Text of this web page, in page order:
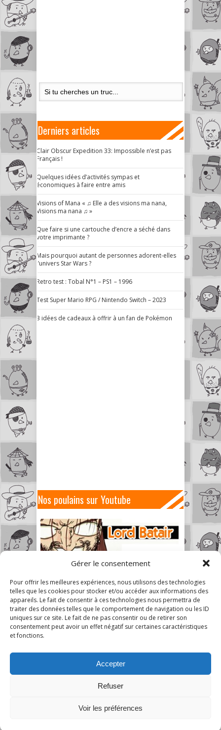
Gérer le consentement
Pour offrir les meilleures expériences, nous utilisons des technologies
telles que les cookies pour stocker et/ou accéder aux informations des
appareils. Le fait de consentir à ces technologies nous permettra de
traiter des données telles que le comportement de navigation ou les ID
uniques sur ce site. Le fait de ne pas consentir ou de retirer son
consentement peut avoir un effet négatif sur certaines caractéristiques
et fonctions.
Accepter
Refuser
Voir les préférences
Derniers articles
Clair Obscur Expedition 33: Impossible n’est pas
Français !
Quelques idées d’activités sympas et
économiques à faire entre amis
Visions of Mana « ♫ Elle a des visions ma nana,
Visions ma nana ♫ »
Que faire si une cartouche d’encre a séché dans
votre imprimante ?
Mais pourquoi autant de personnes adorent-elles
l’univers Star Wars ?
Retro test : Tobal N°1 – PS1 – 1996
Test Super Mario RPG / Nintendo Switch – 2023
3 idées de cadeaux à offrir à un fan de Pokémon
Nos poulains sur Youtube